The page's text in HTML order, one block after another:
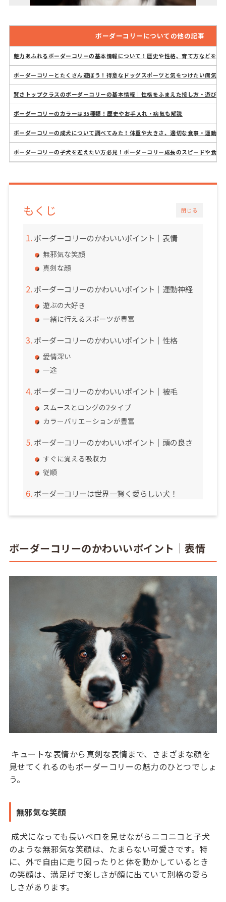
ボーダーコリーについての他の記事
魅力あふれるボーダーコリーの基本情報について！歴史や性格、育て方などをま
ボーダーコリーとたくさん遊ぼう！得意なドッグスポーツと気をつけたい病気に
賢さトップクラスのボーダーコリーの基本情報｜性格をふまえた接し方・遊び方
ボーダーコリーのカラーは35種類！歴史やお手入れ・病気も解説
ボーダーコリーの成犬について調べてみた！体重や大きさ、適切な食事・運動量
ボーダーコリーの子犬を迎えたい方必見！ボーダーコリー成長のスピードや食事
閉じる
もくじ
ボーダーコリーのかわいいポイント｜表情
無邪気な笑顔
真剣な顔
ボーダーコリーのかわいいポイント｜運動神経
遊ぶの大好き
一緒に行えるスポーツが豊富
ボーダーコリーのかわいいポイント｜性格
愛情深い
一途
ボーダーコリーのかわいいポイント｜被毛
スムースとロングの2タイプ
カラーバリエーションが豊富
ボーダーコリーのかわいいポイント｜頭の良さ
すぐに覚える吸収力
従順
ボーダーコリーは世界一賢く愛らしい犬！
ボーダーコリーのかわいいポイント｜表情
キュートな表情から真剣な表情まで、さまざまな顔を
見せてくれるのもボーダーコリーの魅力のひとつでしょ
う。
無邪気な笑顔
成犬になっても長いベロを見せながらニコニコと子犬
のような無邪気な笑顔は、たまらない可愛さです。特
に、外で自由に走り回ったりと体を動かしているとき
の笑顔は、満足げで楽しさが顔に出ていて別格の愛ら
しさがあります。